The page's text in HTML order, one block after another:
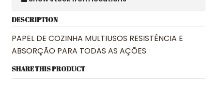
DESCRIPTION
PAPEL DE COZINHA MULTIUSOS RESISTÊNCIA E
ABSORÇÃO PARA TODAS AS AÇÕES
SHARE THIS PRODUCT